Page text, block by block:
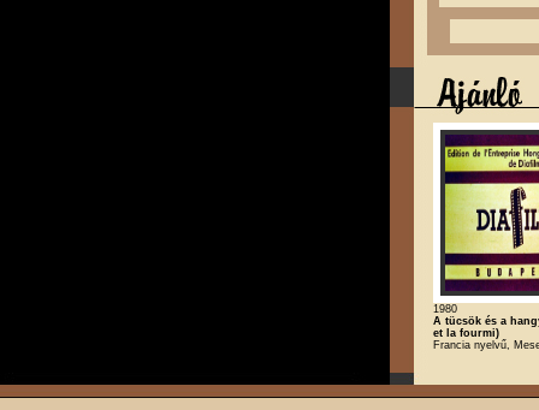
1980
A tücsök és a
et la fourmi)
Francia nyelvű,